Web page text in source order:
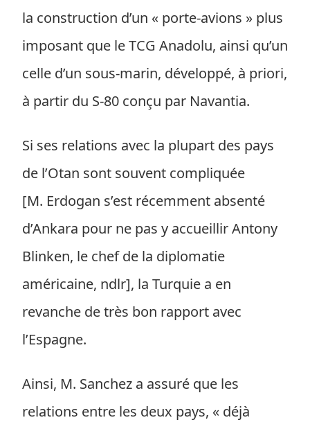
la construction d’un « porte-avions » plus
imposant que le TCG Anadolu, ainsi qu’un
celle d’un sous-marin, développé, à priori,
à partir du S-80 conçu par Navantia.
Si ses relations avec la plupart des pays
de l’Otan sont souvent compliquée
[M. Erdogan s’est récemment absenté
d’Ankara pour ne pas y accueillir Antony
Blinken, le chef de la diplomatie
américaine, ndlr], la Turquie a en
revanche de très bon rapport avec
l’Espagne.
Ainsi, M. Sanchez a assuré que les
relations entre les deux pays, « déjà